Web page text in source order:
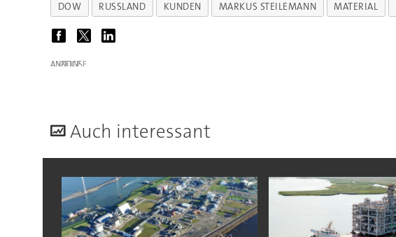
DOW RUSSLAND KUNDEN MARKUS STEILEMANN MATERIAL
ANZEIGE
Auch interessant